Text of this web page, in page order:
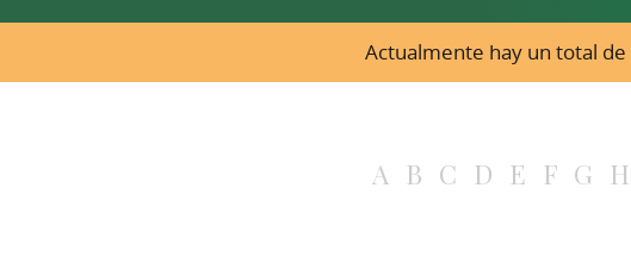
Actualmente hay un total de
A B C D E F G H